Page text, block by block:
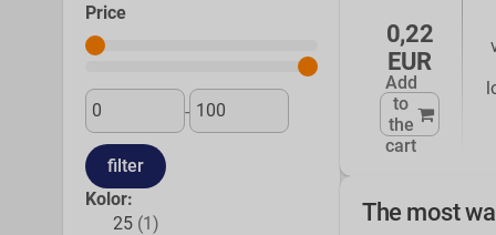
Price
-
Kolor:
25 (1)
0,22
EUR
Add
to
the
cart
The most